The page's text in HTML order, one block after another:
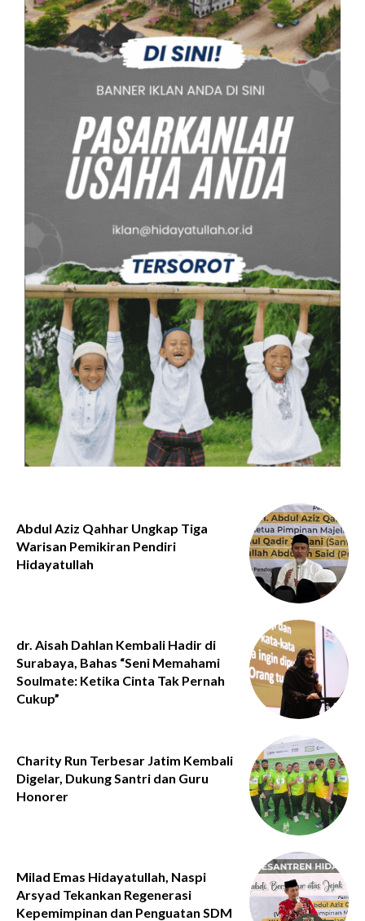
Abdul Aziz Qahhar Ungkap Tiga
Warisan Pemikiran Pendiri
Hidayatullah
dr. Aisah Dahlan Kembali Hadir di
Surabaya, Bahas “Seni Memahami
Soulmate: Ketika Cinta Tak Pernah
Cukup”
Charity Run Terbesar Jatim Kembali
Digelar, Dukung Santri dan Guru
Honorer
Milad Emas Hidayatullah, Naspi
Arsyad Tekankan Regenerasi
Kepemimpinan dan Penguatan SDM